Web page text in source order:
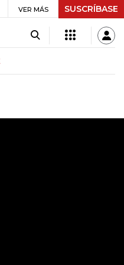
$ 416,86 +$ 0,05 +0,01%
VER MÁS SUSCRÍBASE